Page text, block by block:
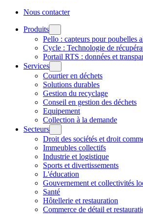
Nous contacter
Produits
Pello : capteurs pour poubelles
Cycle : Technologie de
Portail RTS : données et
Services
Courtier en déchets
Solutions durables
Gestion du recyclage
Conseil en gestion des déchets
Equipement
Collection à la demande
Secteurs
Droit des sociétés et droit
Immeubles collectifs
Industrie et logistique
Sports et divertissements
L'éducation
Gouvernement et collectivités
Santé
Hôtellerie et restauration
Commerce de détail et